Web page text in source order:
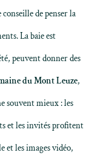
conseille de penser la
La baie est
peuvent donner des
du Mont Leuze,
souvent mieux : les
et les invités profitent
et les images vidéo,